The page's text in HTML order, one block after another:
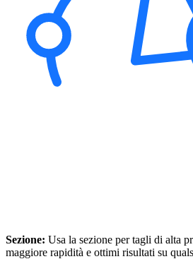
Sezione: Usa la sezione per tagli di alta
maggiore rapidità e ottimi risultati su